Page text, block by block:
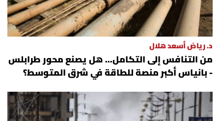
د. رياض أسعد هلال
من التنافس إلى التكامل... هل يصنع محور طرابلس
- بانياس أكبر منصة للطاقة في شرق المتوسط؟